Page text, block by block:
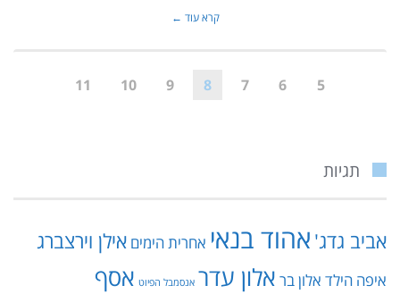
קרא עוד ←
5
6
7
8
9
10
11
תגיות
אביב גדג' אהוד בנאי אחרית הימים אילן וירצברג
איפה הילד אלון בר אלון עדר אנסמבל הפיוט אסף